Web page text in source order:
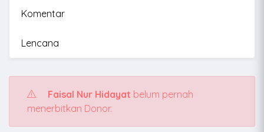
Komentar
Lencana
Faisal Nur Hidayat belum pernah
menerbitkan Donor.